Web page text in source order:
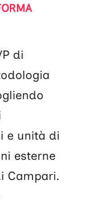
di
e unità di
esterne
Campari.